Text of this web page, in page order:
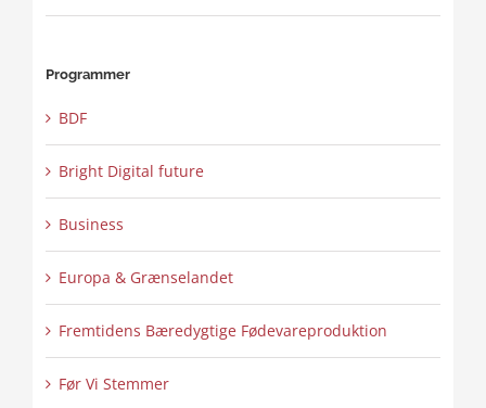
Programmer
BDF
Bright Digital future
Business
Europa & Grænselandet
Fremtidens Bæredygtige Fødevareproduktion
Før Vi Stemmer